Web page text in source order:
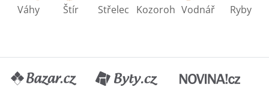
Váhy Štír Střelec Kozoroh Vodnář Ryby